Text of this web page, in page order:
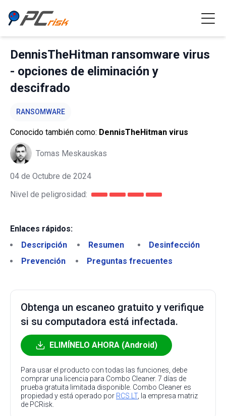
DennisTheHitman ransomware virus
- opciones de eliminación y
descifrado
RANSOMWARE
Conocido también como: DennisTheHitman virus
Tomas Meskauskas
04 de Octubre de 2024
Nivel de peligrosidad:
Enlaces rápidos:
Descripción
Resumen
Desinfección
Prevención
Preguntas frecuentes
Obtenga un escaneo gratuito y verifique
si su computadora está infectada.
ELIMÍNELO AHORA (Android)
Para usar el producto con todas las funciones, debe
comprar una licencia para Combo Cleaner. 7 días de
prueba gratuita limitada disponible. Combo Cleaner es
propiedad y está operado por RCS LT, la empresa matriz
de PCRisk.